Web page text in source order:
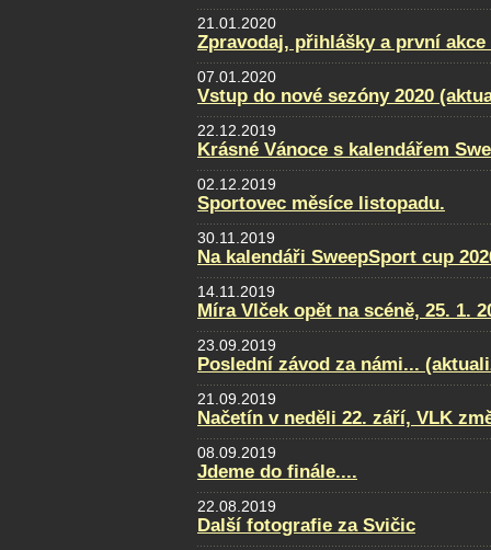
21.01.2020
Zpravodaj, přihlášky a první akce
07.01.2020
Vstup do nové sezóny 2020
22.12.2019
Krásné Vánoce s kalendářem
02.12.2019
Sportovec měsíce listopadu.
30.11.2019
Na kalendáři SweepSport cup
14.11.2019
Míra Vlček opět na scéně, 25. 1.
23.09.2019
Poslední závod za námi...
21.09.2019
Načetín v neděli 22. září, VLK
08.09.2019
Jdeme do finále....
22.08.2019
Další fotografie za Svičic